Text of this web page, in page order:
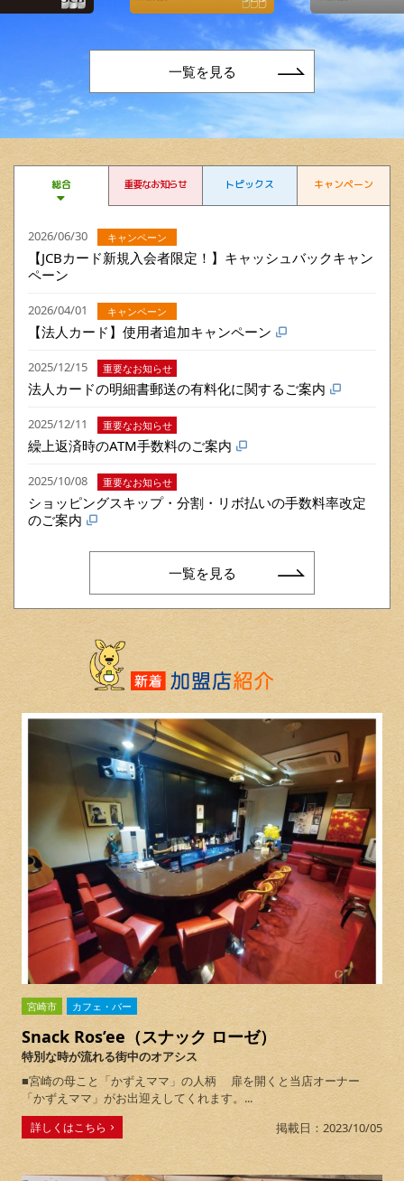
一覧を見る
総合 重要なお知らせ トピックス キャンペーン
2026/06/30 キャンペーン
【JCBカード新規入会者限定！】キャッシュバックキャン
ペーン
2026/04/01 キャンペーン
【法人カード】使用者追加キャンペーン
2025/12/15 重要なお知らせ
法人カードの明細書郵送の有料化に関するご案内
2025/12/11 重要なお知らせ
繰上返済時のATM手数料のご案内
2025/10/08 重要なお知らせ
ショッピングスキップ・分割・リボ払いの手数料率改定
のご案内
一覧を見る
宮崎市 カフェ・バー
Snack Ros’ee（スナック ローゼ）
特別な時が流れる街中のオアシス
■宮崎の母こと「かずえママ」の人柄 扉を開くと当店オーナー
「かずえママ」がお出迎えしてくれます。...
詳しくはこちら 掲載日：2023/10/05